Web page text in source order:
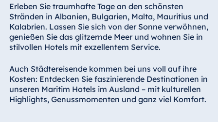
Hotel Ingolstadt
Hotel Bellevue
Kiel
Hotel Köln
Königswinter
Hotel Magdeburg
Hotel München
Erleben Sie traumhafte Tage an den schönsten
Stränden in Albanien, Bulgarien, Malta, Mauritius und
Kalabrien. Lassen Sie sich von der Sonne verwöhnen,
genießen Sie das glitzernde Meer und wohnen Sie in
stilvollen Hotels mit exzellentem Service.
Auch Städtereisende kommen bei uns voll auf ihre
Kosten: Entdecken Sie faszinierende Destinationen in
unseren Maritim Hotels im Ausland – mit kulturellen
Highlights, Genussmomenten und ganz viel Komfort.